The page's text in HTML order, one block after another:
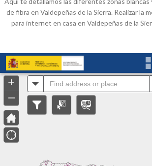
de fibra en Valdepeñas de la Sierra. Realizar la
para internet en casa en Valdepeñas de la